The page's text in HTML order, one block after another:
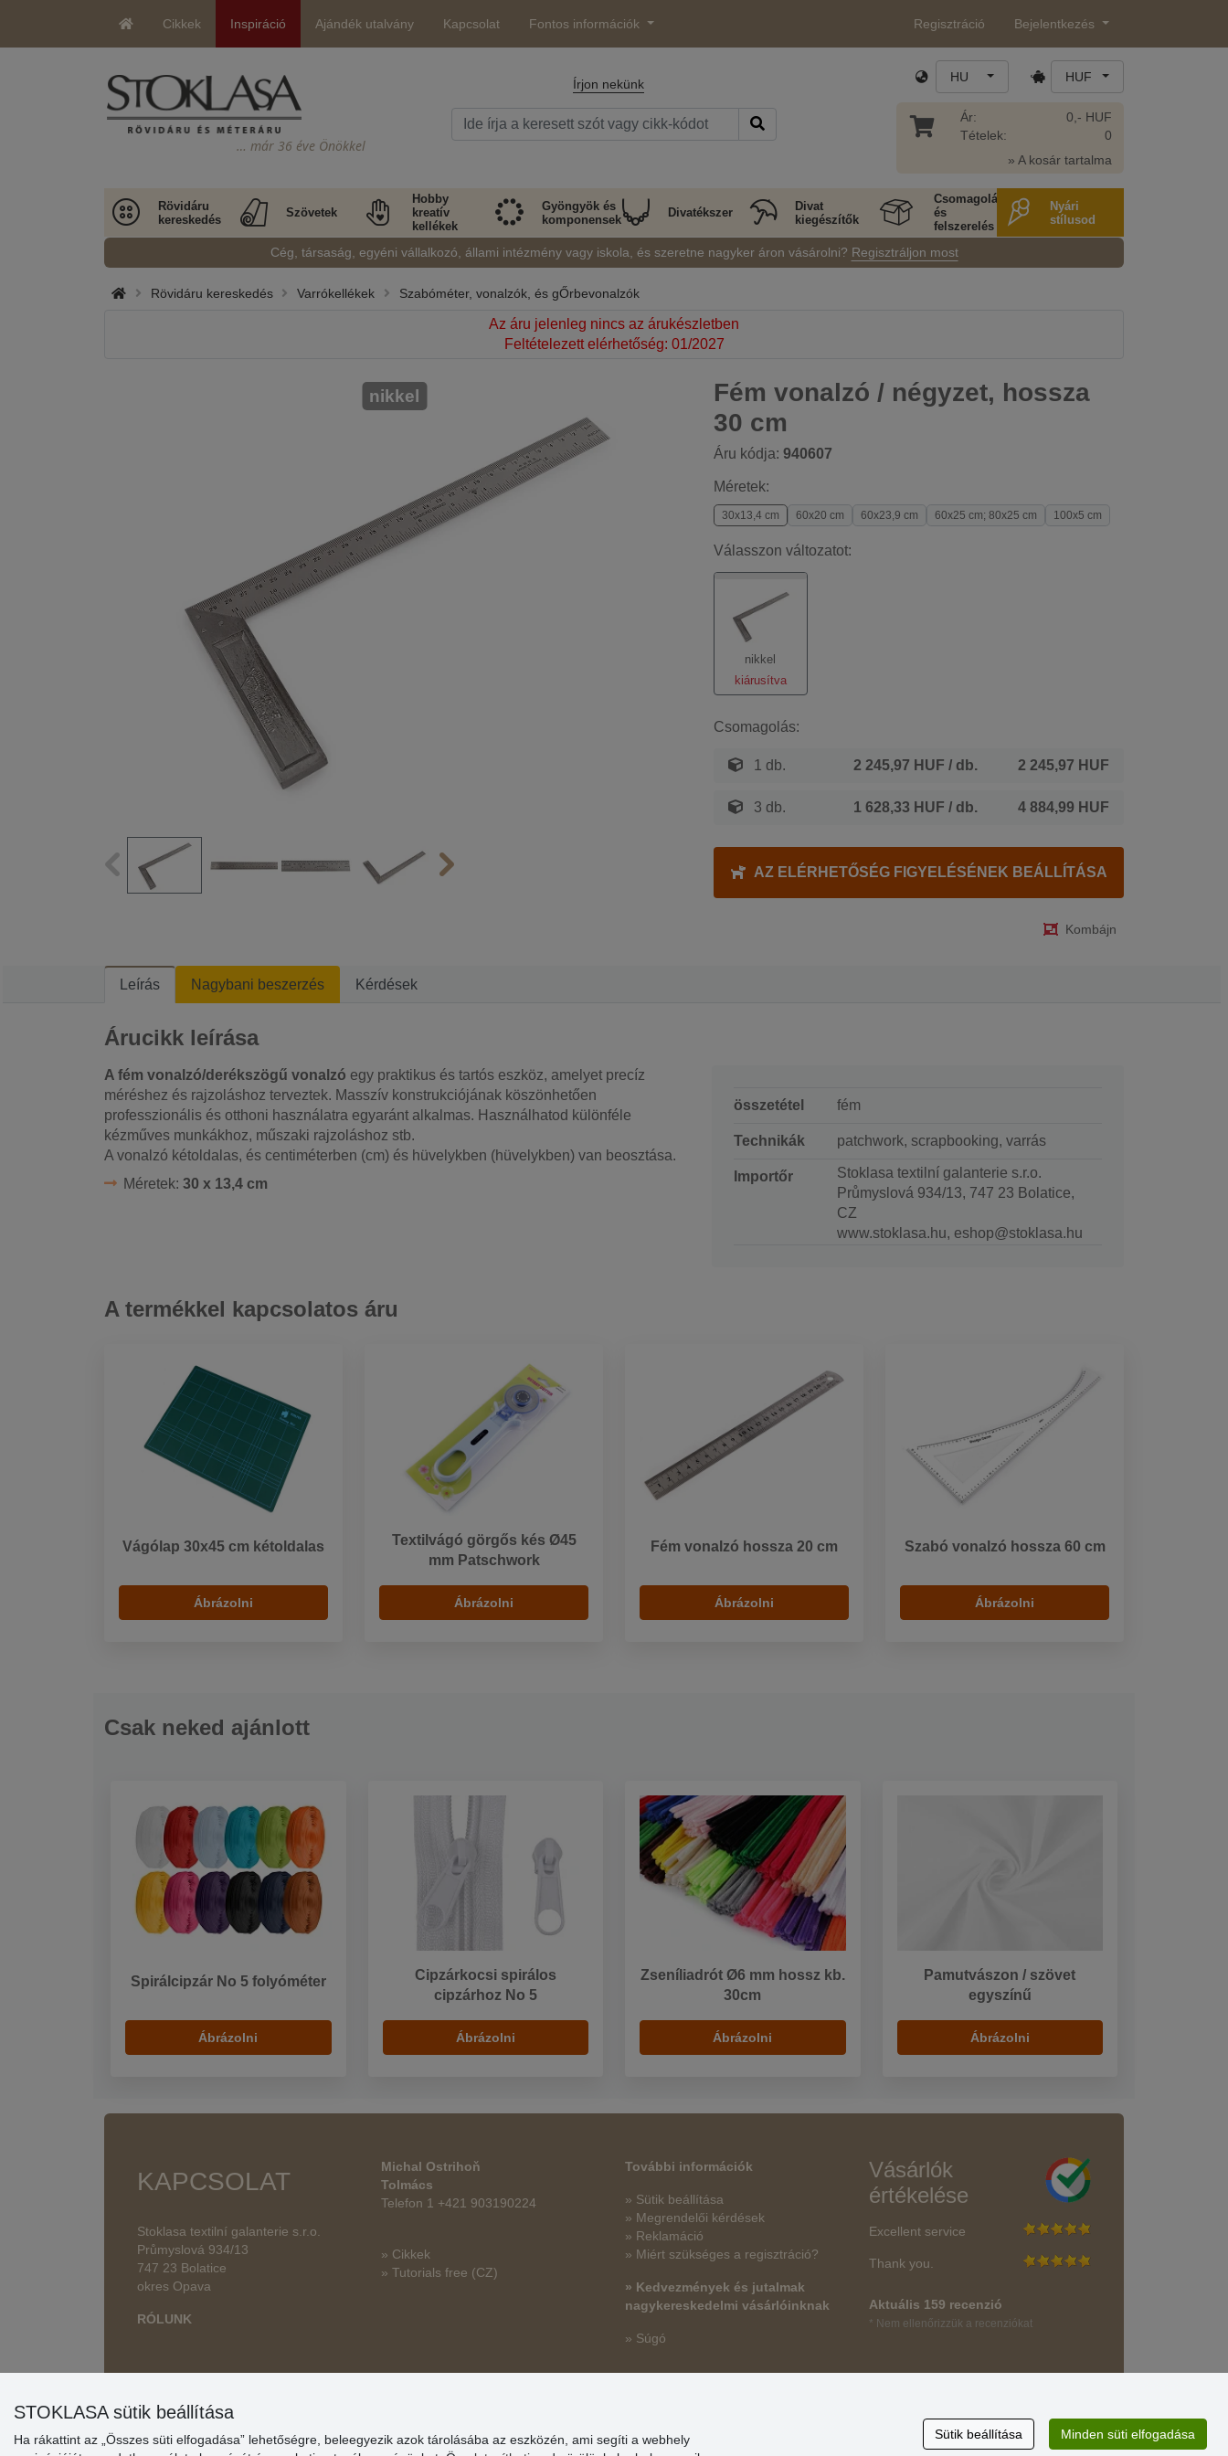
Cikkek Inspiráció Ajándék utalvány Kapcsolat Fontos információk Regisztráció Bejelentkezés
… már 36 éve Önökkel
Írjon nekünk HU HUF
Ár:
Tételek:
0,- HUF
0
» A kosár tartalma
Rövidáru
kereskedés
Szövetek
Hobby
kreatív
kellékek
Gyöngyök és
komponensek
Divatékszer
Divat
kiegészítők
Csomagolás
és
felszerelés
Nyári
stílusod
Cég, társaság, egyéni vállalkozó, állami intézmény vagy iskola, és szeretne nagyker áron vásárolni? Regisztráljon most
Rövidáru kereskedés Varrókellékek Szabóméter, vonalzók, és gŐrbevonalzók
Az áru jelenleg nincs az árukészletben
Feltételezett elérhetőség: 01/2027
Fém vonalzó / négyzet, hossza
30 cm
Áru kódja: 940607
nikkel
Méretek:
30x13,4 cm 60x20 cm 60x23,9 cm 60x25 cm; 80x25 cm 100x5 cm
Válasszon változatot:
nikkel
kiárusítva
Csomagolás:
1 db. 2 245,97 HUF / db. 2 245,97 HUF
3 db. 1 628,33 HUF / db. 4 884,99 HUF
AZ ELÉRHETŐSÉG FIGYELÉSÉNEK BEÁLLÍTÁSA
Kombájn
Leírás Nagybani beszerzés Kérdések
Árucikk leírása
A fém vonalzó/derékszögű vonalzó egy praktikus és tartós eszköz, amelyet precíz
méréshez és rajzoláshoz terveztek. Masszív konstrukciójának köszönhetően
professzionális és otthoni használatra egyaránt alkalmas. Használhatod különféle
kézműves munkákhoz, műszaki rajzoláshoz stb.
A vonalzó kétoldalas, és centiméterben (cm) és hüvelykben (hüvelykben) van beosztása.
Méretek: 30 x 13,4 cm
összetétel fém
Technikák patchwork, scrapbooking, varrás
Importőr
Stoklasa textilní galanterie s.r.o.
Průmyslová 934/13, 747 23 Bolatice,
CZ
www.stoklasa.hu, eshop@stoklasa.hu
A termékkel kapcsolatos áru
Vágólap 30x45 cm kétoldalas
Ábrázolni
Textilvágó görgős kés Ø45
mm Patschwork
Ábrázolni
Fém vonalzó hossza 20 cm
Ábrázolni
Szabó vonalzó hossza 60 cm
Ábrázolni
Csak neked ajánlott
Spirálcipzár No 5 folyóméter
Ábrázolni
Cipzárkocsi spirálos
cipzárhoz No 5
Ábrázolni
Zseníliadrót Ø6 mm hossz kb.
30cm
Ábrázolni
Pamutvászon / szövet
egyszínű
Ábrázolni
KAPCSOLAT
Stoklasa textilní galanterie s.r.o.
Průmyslová 934/13
747 23 Bolatice
okres Opava
RÓLUNK
Michal Ostrihoň
Tolmács
Telefon 1 +421 903190224
» Cikkek
» Tutorials free (CZ)
További információk
» Sütik beállítása
» Megrendelői kérdések
» Reklamáció
» Miért szükséges a regisztráció?
» Kedvezmények és jutalmak
nagykereskedelmi vásárlóinknak
» Súgó
Vásárlók
értékelése
Excellent service
Thank you.
Aktuális 159 recenzió
* Nem ellenőrizzük a recenziókat
STOKLASA sütik beállítása
Ha rákattint az „Összes süti elfogadása” lehetőségre, beleegyezik azok tárolásába az eszközén, ami segíti a webhely
Sütik beállítása Minden süti elfogadása